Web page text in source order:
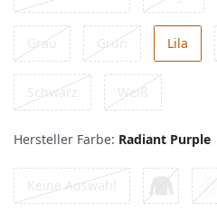
Grau Grün Lila
Schwarz Weiß
Hersteller Farbe: Radiant Purple
Keine Auswahl